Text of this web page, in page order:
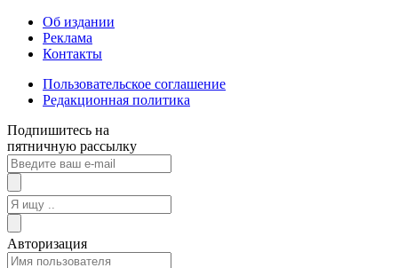
Об издании
Реклама
Контакты
Пользовательское соглашение
Редакционная политика
Подпишитесь на
пятничную рассылку
Авторизация